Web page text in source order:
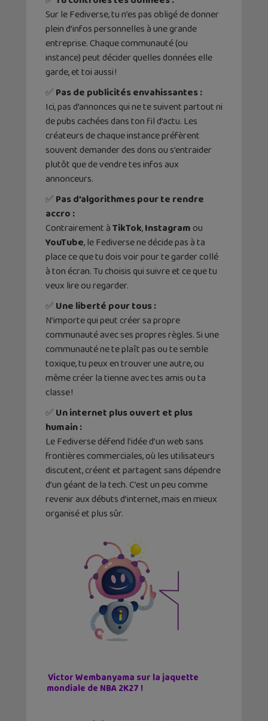
Sur le Fediverse, tu n’es pas obligé de donner
plein d’infos personnelles à une grande
entreprise. Chaque communauté (ou
instance) peut décider quelles données elle
garde, et toi aussi !
✅ Pas de publicités envahissantes :
Ici, pas d’annonces qui ne te suivent partout ni
de pubs cachées dans ton fil d’actu. Les
créateurs de chaque instance préfèrent
souvent demander des dons ou s’entraider
plutôt que de vendre tes infos aux
annonceurs.
✅ Pas d’algorithmes pour te rendre
accro :
Contrairement àTikTok,Instagram ou
YouTube, le Fediverse ne décide pas à ta
place ce que tu dois voir pour te garder collé
à ton écran. Tu choisis qui suivre et ce que tu
veux lire ou regarder.
✅ Une liberté pour tous :
N’importe qui peut créer sa propre
communauté avec ses propres règles. Si une
communauté ne te plaît pas ou te semble
toxique, tu peux en trouver une autre, ou
même créer la tienne avec tes amis ou ta
classe !
✅ Un internet plus ouvert et plus
humain :
Le Fediverse défend l’idée d’un web sans
frontières commerciales, où les utilisateurs
discutent, créent et partagent sans dépendre
d’un géant de la tech. C’est un peu comme
revenir aux débuts d’internet, mais en mieux
organisé et plus sûr.
Victor Wembanyama sur la jaquette
mondiale de NBA 2K27 !